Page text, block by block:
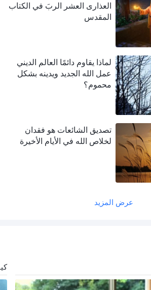
العذارى العشر الربَ في الكتاب
المقدس
لماذا يقاوم دائمًا العالم الديني
عمل الله الجديد ويدينه بشكل
محموم؟
تصديق الشائعات هو فقدان
لخلاص الله في الأيام الأخيرة
عرض المزيد